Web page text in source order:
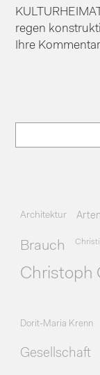
regen
Ihre
Architektur
Brauch
Christoph
Dorit-Maria Krenn
Gesellschaft